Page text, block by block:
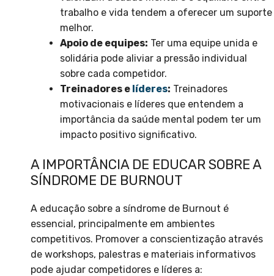
trabalho e vida tendem a oferecer um suporte
melhor.
Apoio de equipes: Ter uma equipe unida e
solidária pode aliviar a pressão individual
sobre cada competidor.
Treinadores e líderes: Treinadores
motivacionais e líderes que entendem a
importância da saúde mental podem ter um
impacto positivo significativo.
A IMPORTÂNCIA DE EDUCAR SOBRE A
SÍNDROME DE BURNOUT
A educação sobre a síndrome de Burnout é
essencial, principalmente em ambientes
competitivos. Promover a conscientização através
de workshops, palestras e materiais informativos
pode ajudar competidores e líderes a: